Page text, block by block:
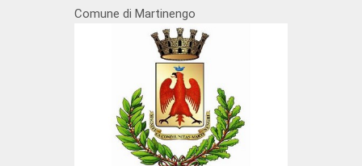
Comune di Martinengo